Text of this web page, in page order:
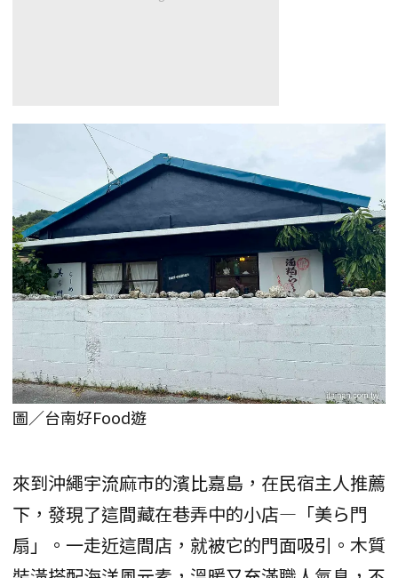
圖／台南好Food遊
來到沖繩宇流麻市的濱比嘉島，在民宿主人推薦
下，發現了這間藏在巷弄中的小店—「美ら門
扇」。一走近這間店，就被它的門面吸引。木質